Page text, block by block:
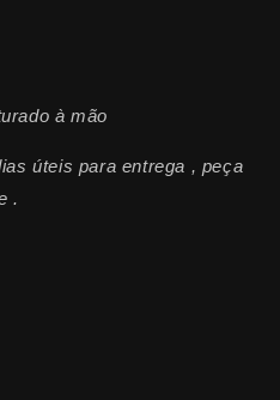
à mão
úteis para entrega , peça
.